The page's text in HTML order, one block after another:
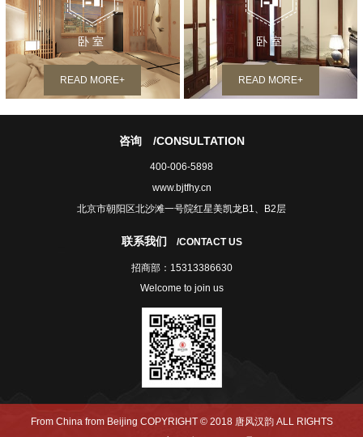
卧室
READ MORE+
卧室
READ MORE+
咨询/CONSULTATION
400-006-5898
www.bjtfhy.cn
北京市朝阳区北沙滩一号院红星美凯龙B1、B2层
联系我们 /CONTACT US
招商部：15313386630
Welcome to join us
From China from Beijing COPYRIGHT © 2018 唐风汉韵 ALL RIGHTS